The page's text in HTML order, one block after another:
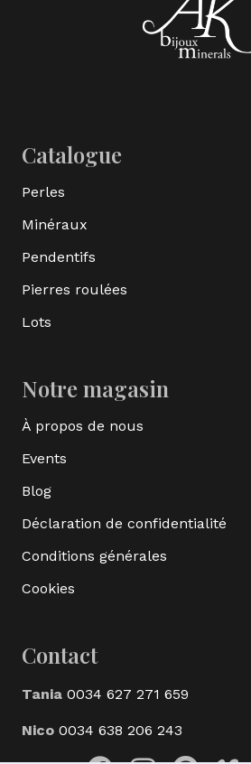
Catalogue
Perles
Minéraux
Pendentifs
Pierres roulées
Lots
Notre magasin
À propos de nous
Events
Blog
Déclaration de confidentialité
Conditions générales
Cookies
Contact
Tania 0034 627 271 659
Nico 0034 638 206 243